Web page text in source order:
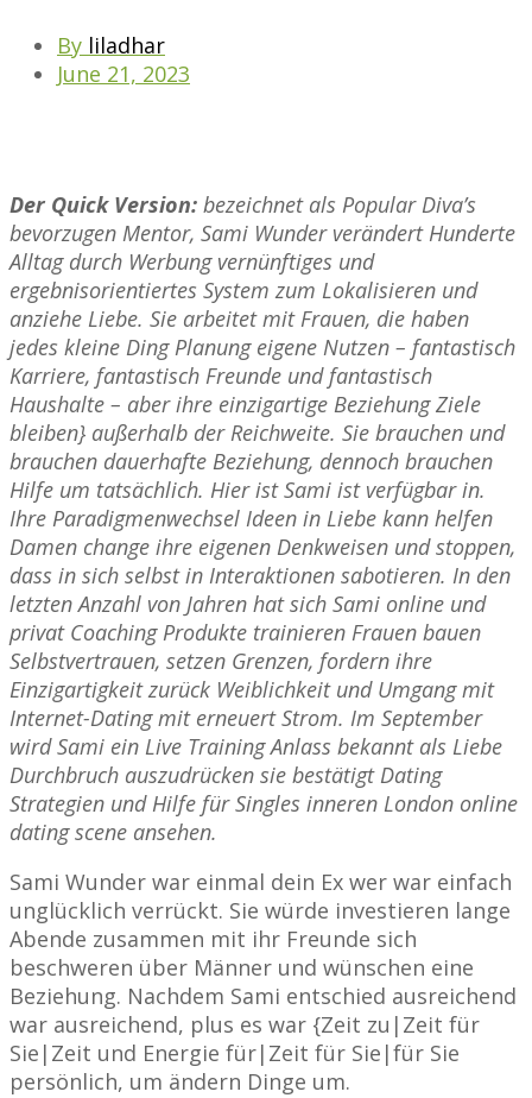
By liladhar
June 21, 2023
Der Quick Version: bezeichnet als Popular Diva’s
bevorzugen Mentor, Sami Wunder verändert Hunderte
Alltag durch Werbung vernünftiges und
ergebnisorientiertes System zum Lokalisieren und
anziehe Liebe. Sie arbeitet mit Frauen, die haben
jedes kleine Ding Planung eigene Nutzen – fantastisch
Karriere, fantastisch Freunde und fantastisch
Haushalte – aber ihre einzigartige Beziehung Ziele
bleiben} außerhalb der Reichweite. Sie brauchen und
brauchen dauerhafte Beziehung, dennoch brauchen
Hilfe um tatsächlich. Hier ist Sami ist verfügbar in.
Ihre Paradigmenwechsel Ideen in Liebe kann helfen
Damen change ihre eigenen Denkweisen und stoppen,
dass in sich selbst in Interaktionen sabotieren. In den
letzten Anzahl von Jahren hat sich Sami online und
privat Coaching Produkte trainieren Frauen bauen
Selbstvertrauen, setzen Grenzen, fordern ihre
Einzigartigkeit zurück Weiblichkeit und Umgang mit
Internet-Dating mit erneuert Strom. Im September
wird Sami ein Live Training Anlass bekannt als Liebe
Durchbruch auszudrücken sie bestätigt Dating
Strategien und Hilfe für Singles inneren London online
dating scene ansehen.
Sami Wunder war einmal dein Ex wer war einfach
unglücklich verrückt. Sie würde investieren lange
Abende zusammen mit ihr Freunde sich
beschweren über Männer und wünschen eine
Beziehung. Nachdem Sami entschied ausreichend
war ausreichend, plus es war {Zeit zu|Zeit für
Sie|Zeit und Energie für|Zeit für Sie|für Sie
persönlich, um ändern Dinge um.